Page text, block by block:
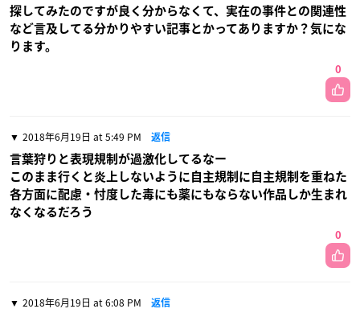
探してみたのですが良く分からなくて、実在の事件との関連性
など言及してる分かりやすい記事とかってありますか？気にな
ります。
0
2018年6月19日 at 5:49 PM 返信
言葉狩りと表現規制が過激化してるなー
このまま行くと炎上しないように自主規制に自主規制を重ねた
各方面に配慮・忖度した毒にも薬にもならない作品しか生まれ
なくなるだろう
0
2018年6月19日 at 6:08 PM 返信